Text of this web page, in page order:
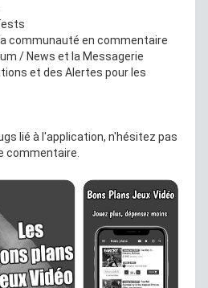
communauté en commentaire
/ News et la Messagerie
et des Alertes pour les
lié à l'application, n'hésitez pas
commentaire.